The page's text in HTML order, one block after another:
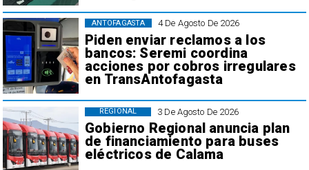
4 De Agosto De 2026
Piden enviar reclamos a los
bancos: Seremi coordina
acciones por cobros irregulares
en TransAntofagasta
ANTOFAGASTA
3 De Agosto De 2026
Gobierno Regional anuncia plan
de financiamiento para buses
eléctricos de Calama
REGIONAL